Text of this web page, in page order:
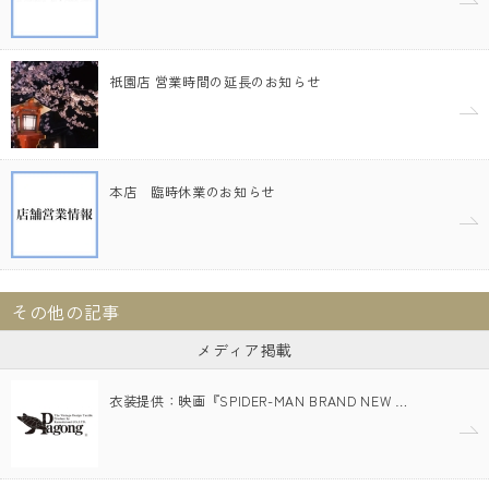
祇園店 営業時間の延長のお知らせ
本店 臨時休業のお知らせ
その他の記事
メディア掲載
衣装提供：映画『SPIDER-MAN BRAND NEW …